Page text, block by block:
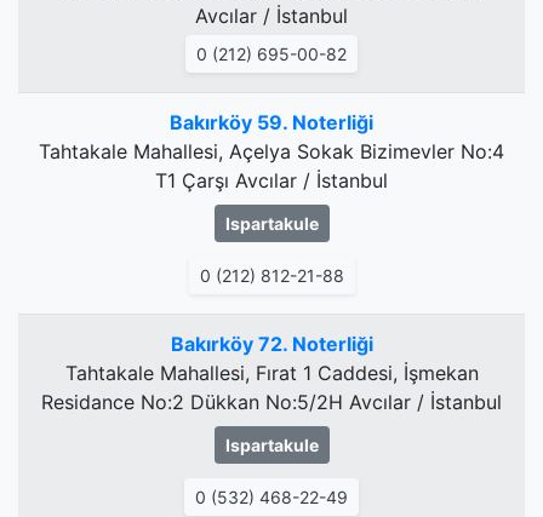
Avcılar / İstanbul
0 (212) 695-00-82
Bakırköy 59. Noterliği
Tahtakale Mahallesi, Açelya Sokak Bizimevler No:4
T1 Çarşı Avcılar / İstanbul
Ispartakule
0 (212) 812-21-88
Bakırköy 72. Noterliği
Tahtakale Mahallesi, Fırat 1 Caddesi, İşmekan
Residance No:2 Dükkan No:5/2H Avcılar / İstanbul
Ispartakule
0 (532) 468-22-49